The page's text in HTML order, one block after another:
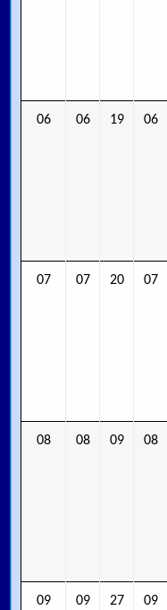
06 06 19 06
07 07 20 07
08 08 09 08
09 09 27 09